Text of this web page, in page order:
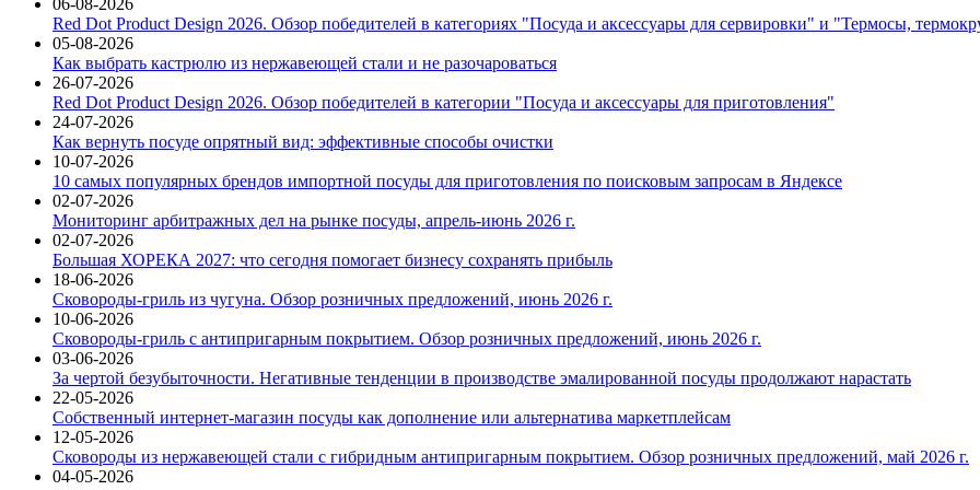
06-08-2026
Red Dot Product Design 2026. Обзор победителей в категориях "Посуда и аксессуары для сервировки" и "Термосы,
05-08-2026
Как выбрать кастрюлю из нержавеющей стали и не разочароваться
26-07-2026
Red Dot Product Design 2026. Обзор победителей в категории "Посуда и аксессуары для приготовления"
24-07-2026
Как вернуть посуде опрятный вид: эффективные способы очистки
10-07-2026
10 самых популярных брендов импортной посуды для приготовления по поисковым запросам в Яндексе
02-07-2026
Мониторинг арбитражных дел на рынке посуды, апрель-июнь 2026 г.
02-07-2026
Большая ХОРЕКА 2027: что сегодня помогает бизнесу сохранять прибыль
18-06-2026
Сковороды-гриль из чугуна. Обзор розничных предложений, июнь 2026 г.
10-06-2026
Сковороды-гриль с антипригарным покрытием. Обзор розничных предложений, июнь 2026 г.
03-06-2026
За чертой безубыточности. Негативные тенденции в производстве эмалированной посуды продолжают нарастать
22-05-2026
Собственный интернет-магазин посуды как дополнение или альтернатива маркетплейсам
12-05-2026
Сковороды из нержавеющей стали с гибридным антипригарным покрытием. Обзор розничных предложений, май 2026 г.
04-05-2026